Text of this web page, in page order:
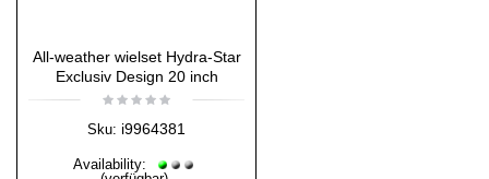
All-weather wielset Hydra-Star
Exclusiv Design 20 inch
Sku: i9964381
Availability: